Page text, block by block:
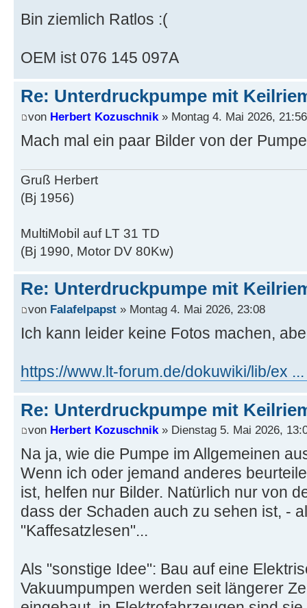
Bin ziemlich Ratlos :(
OEM ist 076 145 097A
Re: Unterdruckpumpe mit
von Herbert Kozuschnik » Montag 4. Mai 2026, 21:56
Mach mal ein paar Bilder von der
Gruß Herbert
(Bj 1956)
MultiMobil auf LT 31 TD
(Bj 1990, Motor DV 80Kw)
Re: Unterdruckpumpe mit
von Falafelpapst » Montag 4. Mai 2026, 23:08
Ich kann leider keine Fotos machen,
https://www.lt-forum.de/dokuwiki/lib/ex
Re: Unterdruckpumpe mit
von Herbert Kozuschnik» Dienstag 5. Mai 2026,
Na ja, wie die Pumpe im Allgemeinen
Wenn ich oder jemand anderes
ist, helfen nur Bilder. Natürlich nur von
dass der Schaden auch zu sehen ist, -
"Kaffesatzlesen"...
Als "sonstige Idee": Bau auf eine
Vakuumpumpen werden seit längerer